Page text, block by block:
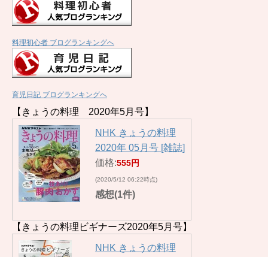
料理初心者 ブログランキングへ
育児日記 ブログランキングへ
【きょうの料理 2020年5月号】
NHK きょうの料理
2020年 05月号 [雑誌]
価格:555円
(2020/5/12 06:22時点)
感想(1件)
【きょうの料理ビギナーズ2020年5月号】
NHK きょうの料理